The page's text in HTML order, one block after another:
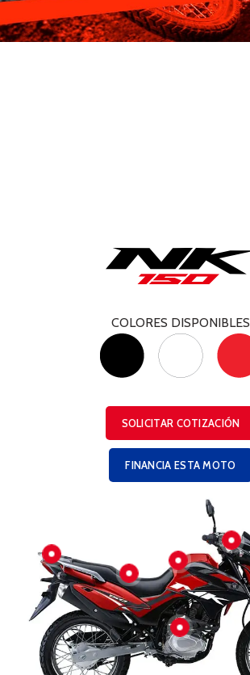
COLORES DISPONIBLES
SOLICITAR COTIZACIÓN
FINANCIA ESTA MOTO